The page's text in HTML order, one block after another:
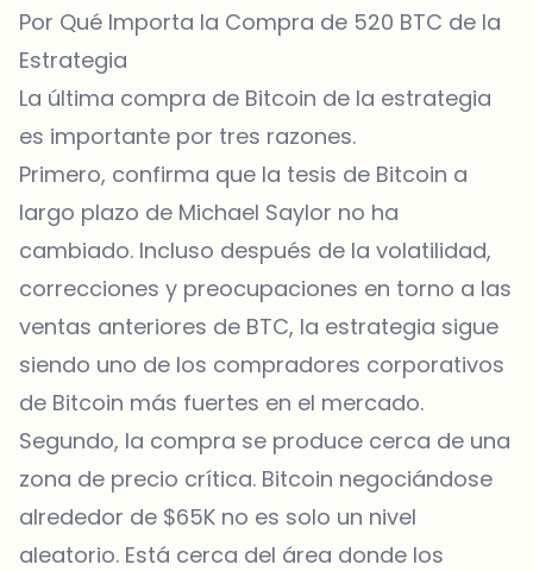
Por Qué Importa la Compra de 520 BTC de la
Estrategia
La última compra de Bitcoin de la estrategia
es importante por tres razones.
Primero, confirma que la tesis de Bitcoin a
largo plazo de Michael Saylor no ha
cambiado. Incluso después de la volatilidad,
correcciones y preocupaciones en torno a las
ventas anteriores de BTC, la estrategia sigue
siendo uno de los compradores corporativos
de Bitcoin más fuertes en el mercado.
Segundo, la compra se produce cerca de una
zona de precio crítica. Bitcoin negociándose
alrededor de $65K no es solo un nivel
aleatorio. Está cerca del área donde los